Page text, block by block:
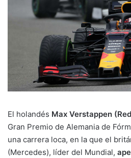
El holandés Max Verstappen
Gran Premio de Alemania de
una carrera loca, en la que el
(Mercedes), líder del Mundial,